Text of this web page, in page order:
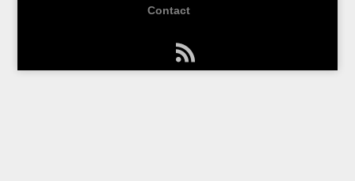
Contact